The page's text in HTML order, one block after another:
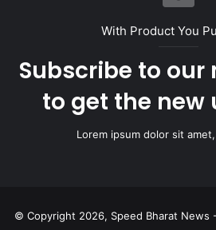
With Product You
Subscribe to
to get the new
Lorem ipsum dolor sit
© Copyright 2026, Speed Bharat News